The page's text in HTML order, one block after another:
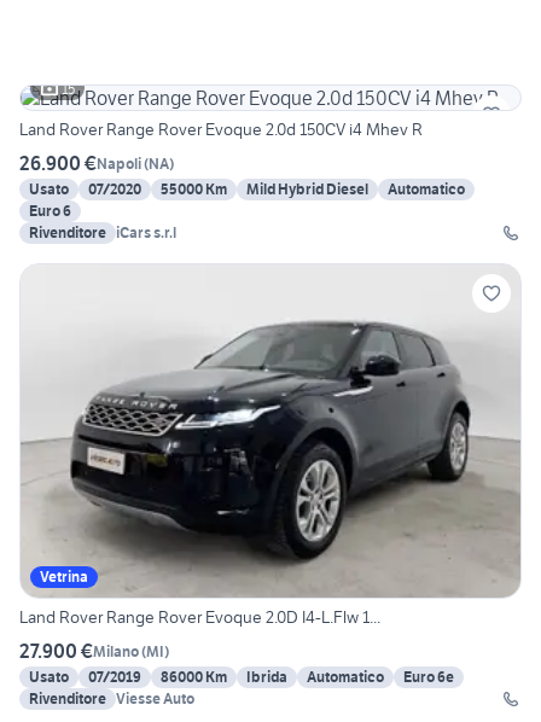
15
Land Rover Range Rover Evoque 2.0d 150CV i4 Mhev R
26.900 €Napoli(NA)
Usato
07/2020 55000 Km Mild Hybrid Diesel
Automatico
Euro 6
Rivenditore iCars s.r.l
Vetrina
Land Rover Range Rover Evoque 2.0D I4-L.Flw 1...
27.900 €Milano(MI)
Usato
07/2019 86000 Km Ibrida Automatico
Euro 6e
Rivenditore Viesse Auto